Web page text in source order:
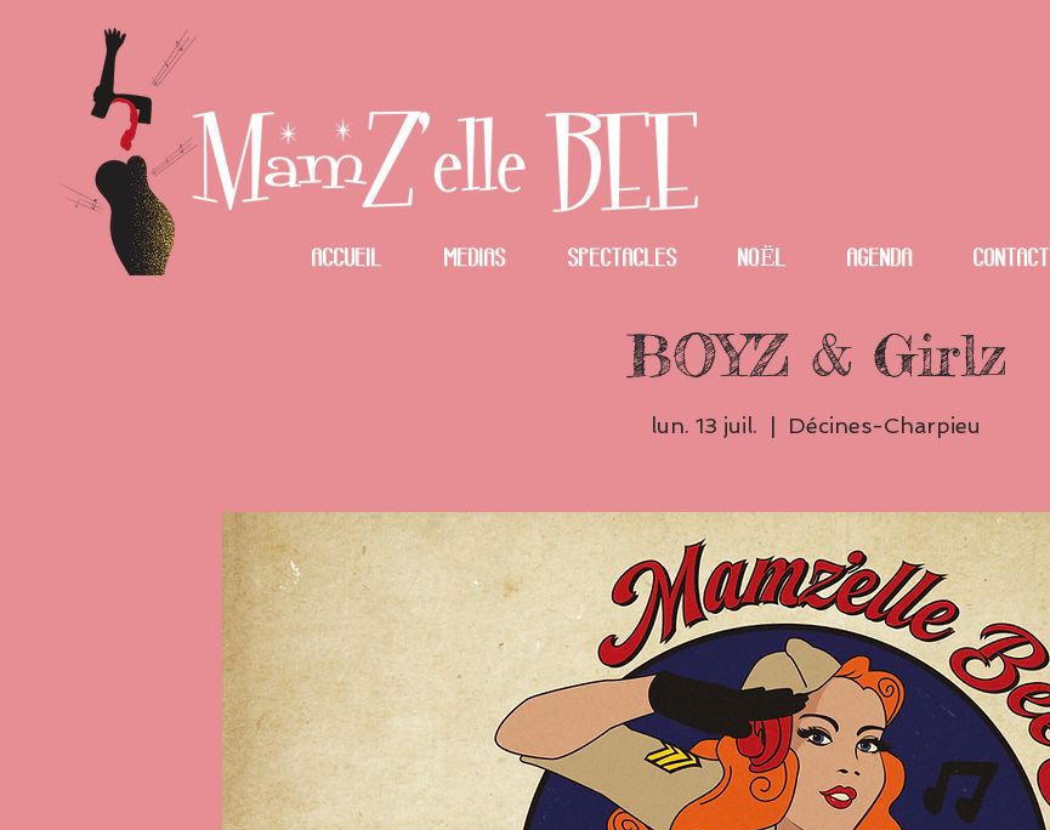
Accueil Medias spectacles NOËL Agenda Contact
BOYZ & Girlz
lun. 13 juil. Décines-Charpieu